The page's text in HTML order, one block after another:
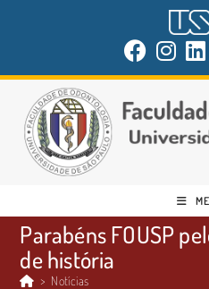
Parabéns FOUSP
de história
> Notícias